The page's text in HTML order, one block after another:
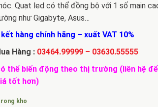
Quạt led có thể đồng bộ với 1 số main
như Gigabyte, Asus…
kết hàng chính hãng – xuất VAT 10%
Hàng : 03464.99999 – 03630.55555
thể biến động theo thị trường (liên hệ
tốt hơn)
kho